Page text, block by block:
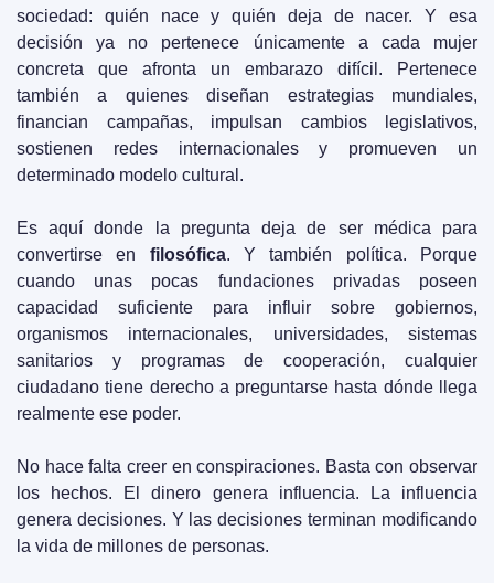
sociedad: quién nace y quién deja de nacer. Y esa
decisión ya no pertenece únicamente a cada mujer
concreta que afronta un embarazo difícil. Pertenece
también a quienes diseñan estrategias mundiales,
financian campañas, impulsan cambios legislativos,
sostienen redes internacionales y promueven un
determinado modelo cultural.
Es aquí donde la pregunta deja de ser médica para
convertirse en filosófica. Y también política. Porque
cuando unas pocas fundaciones privadas poseen
capacidad suficiente para influir sobre gobiernos,
organismos internacionales, universidades, sistemas
sanitarios y programas de cooperación, cualquier
ciudadano tiene derecho a preguntarse hasta dónde llega
realmente ese poder.
No hace falta creer en conspiraciones. Basta con observar
los hechos. El dinero genera influencia. La influencia
genera decisiones. Y las decisiones terminan modificando
la vida de millones de personas.